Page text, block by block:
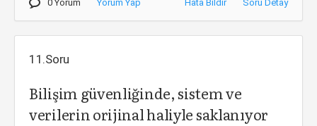
0 Yorum Yorum Yap Hata Bildir Soru Detay
11.Soru
Bilişim güvenliğinde, sistem ve
verilerin orijinal haliyle saklanıyor